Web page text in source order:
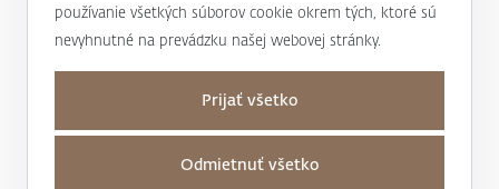
Magazín Magnus
Podporujeme
Úrokové sadzby a poplatky
Bankové produkty a služby
Transakčná daň
Kontakty
používanie všetkých súborov cookie okrem tých, ktoré sú
nevyhnutné na prevádzku našej webovej stránky.
Prijať všetko
Odmietnuť všetko